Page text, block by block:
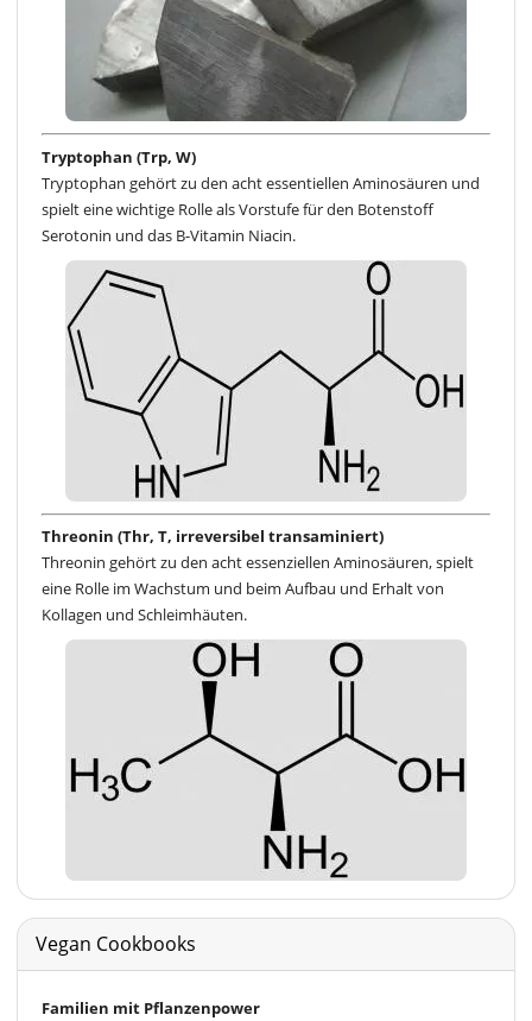
Tryptophan (Trp, W)
Tryptophan gehört zu den acht essentiellen Aminosäuren und
spielt eine wichtige Rolle als Vorstufe für den Botenstoff
Serotonin und das B-Vitamin Niacin.
Threonin (Thr, T, irreversibel transaminiert)
Threonin gehört zu den acht essenziellen Aminosäuren, spielt
eine Rolle im Wachstum und beim Aufbau und Erhalt von
Kollagen und Schleimhäuten.
Vegan Cookbooks
Familien mit Pflanzenpower